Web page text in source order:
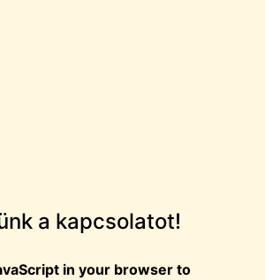
a kapcsolatot!
in your browser to